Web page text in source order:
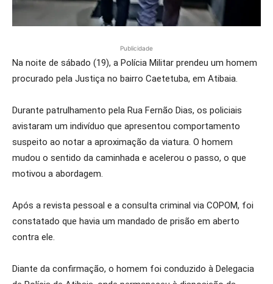
Publicidade
Na noite de sábado (19), a Polícia Militar prendeu um homem
procurado pela Justiça no bairro Caetetuba, em Atibaia.
Durante patrulhamento pela Rua Fernão Dias, os policiais
avistaram um indivíduo que apresentou comportamento
suspeito ao notar a aproximação da viatura. O homem
mudou o sentido da caminhada e acelerou o passo, o que
motivou a abordagem.
Após a revista pessoal e a consulta criminal via COPOM, foi
constatado que havia um mandado de prisão em aberto
contra ele.
Diante da confirmação, o homem foi conduzido à Delegacia